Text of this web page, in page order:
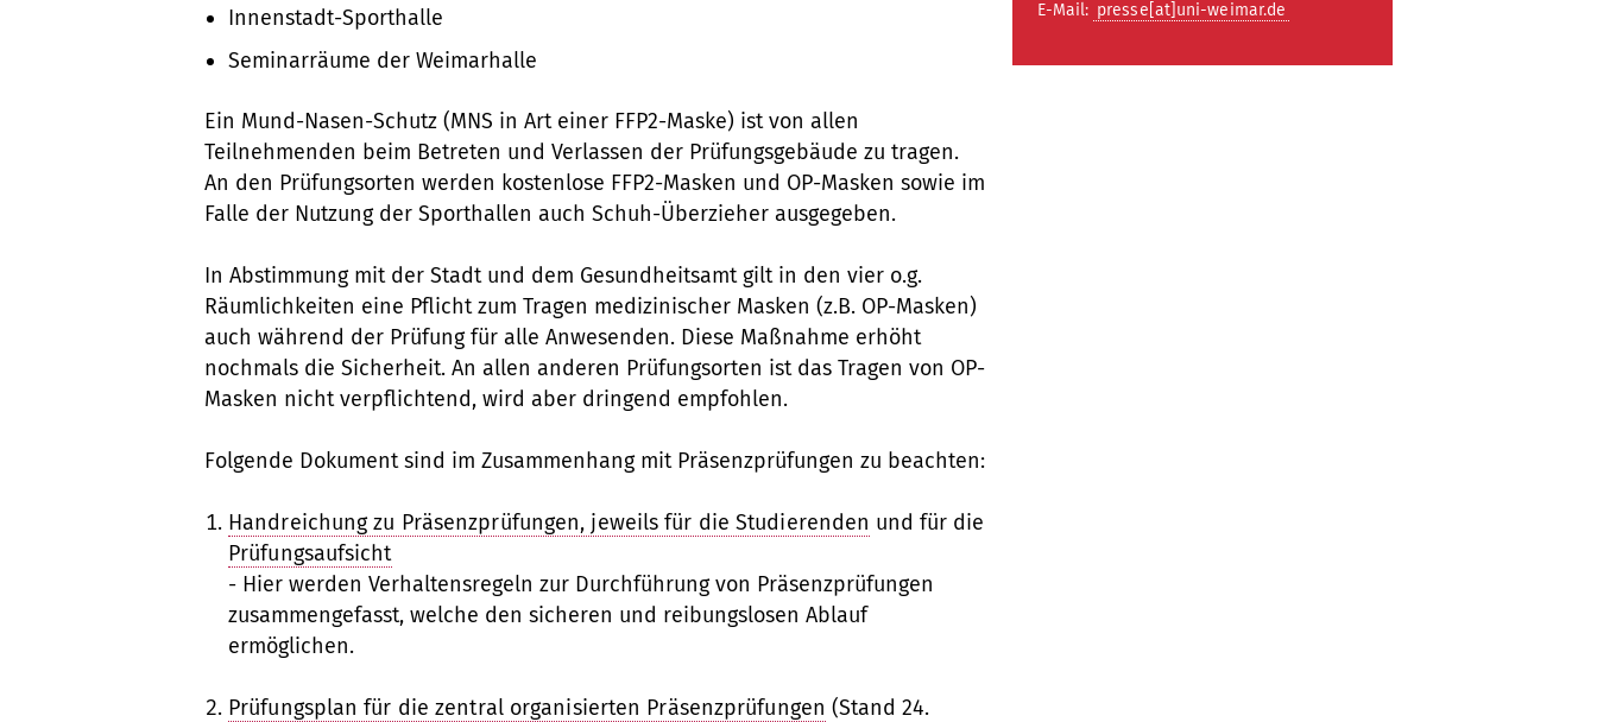
Innenstadt-Sporthalle
Seminarräume der Weimarhalle
Ein Mund-Nasen-Schutz (MNS in Art einer FFP2-Maske) ist von allen
Teilnehmenden beim Betreten und Verlassen der Prüfungsgebäude zu tragen.
An den Prüfungsorten werden kostenlose FFP2-Masken und OP-Masken sowie im
Falle der Nutzung der Sporthallen auch Schuh-Überzieher ausgegeben.
In Abstimmung mit der Stadt und dem Gesundheitsamt gilt in den vier o.g.
Räumlichkeiten eine Pflicht zum Tragen medizinischer Masken (z.B. OP-Masken)
auch während der Prüfung für alle Anwesenden. Diese Maßnahme erhöht
nochmals die Sicherheit. An allen anderen Prüfungsorten ist das Tragen von OP-
Masken nicht verpflichtend, wird aber dringend empfohlen.
Folgende Dokument sind im Zusammenhang mit Präsenzprüfungen zu beachten:
Handreichung zu Präsenzprüfungen, jeweils für die Studierenden und für die
Prüfungsaufsicht
- Hier werden Verhaltensregeln zur Durchführung von Präsenzprüfungen
zusammengefasst, welche den sicheren und reibungslosen Ablauf
ermöglichen.
Prüfungsplan für die zentral organisierten Präsenzprüfungen (Stand 24.
E-Mail: presse[at]uni-weimar.de